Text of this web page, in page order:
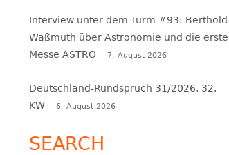
Interview unter dem Turm #93: Berthold
Waßmuth über Astronomie und die erste
Messe ASTRO
7. August 2026
Deutschland-Rundspruch 31/2026, 32.
KW
6. August 2026
SEARCH